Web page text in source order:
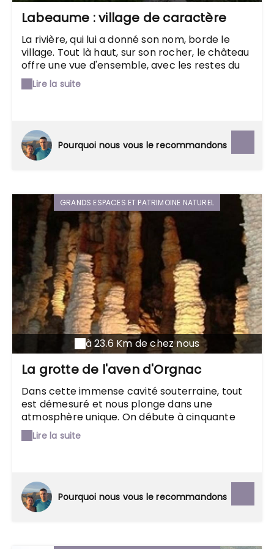
Labeaume : village de caractère
La rivière, qui lui a donné son nom, borde le
village. Tout là haut, sur son rocher, le château
offre une vue d'ensemble, avec les restes du
vieux château et du moulin, les jardins
suspendus, les maisons en pierres qui se
"Labeaume en Musiques", les vendredis et
jeudis soir d'été.
Lire la suite
Pourquoi nous vous le recommandons
GRANDS ESPACES ET PATRIMOINE NATUREL
à 23.6 Km de chez nous
La grotte de l'aven d'Orgnac
Dans cette immense cavité souterraine, tout
est démesuré et nous plonge dans une
atmosphère unique. On débute à cinquante
mètres sous terre pour finir à cent-vingt
mètres, les plafonds peuvent atteindre jusqu'à
Possibilité de participer à des sorties spéléo.
Lire la suite
Pourquoi nous vous le recommandons